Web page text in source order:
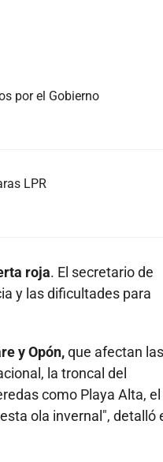
por el Gobierno
LPR
roja. El secretario de
y las dificultades para
y Opón,que afectan las
la troncal del
como Playa Alta, el
ola invernal", detalló